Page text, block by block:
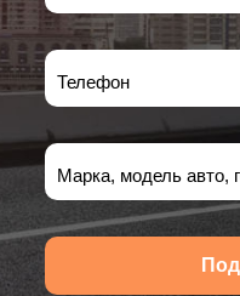
Телефон
Марка, модель авто,